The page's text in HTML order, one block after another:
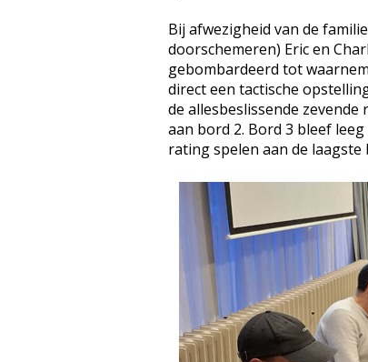
Bij afwezigheid van de
doorschemeren) Eric en
gebombardeerd tot
direct een tactische
de allesbeslissende
aan bord 2. Bord 3 bleef
rating spelen aan de laagste